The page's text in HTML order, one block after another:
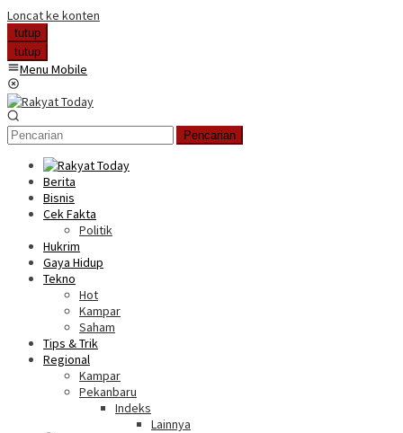
Loncat ke konten
tutup
tutup
Menu Mobile
Pencarian
Berita
Bisnis
Cek Fakta
Politik
Hukrim
Gaya Hidup
Tekno
Hot
Kampar
Saham
Tips & Trik
Regional
Kampar
Pekanbaru
Indeks
Lainnya